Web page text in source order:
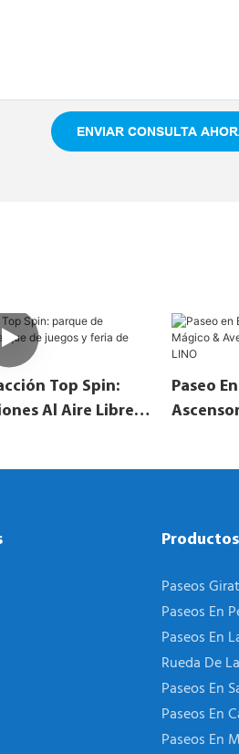
ENVIAR CONSULTA
Top Spin:
Al Aire Libre,
Paseo
Productos
Paseos
Paseos En
Paseos En
Rueda De
Paseos En
Paseos En
Paseos En